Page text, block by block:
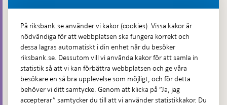
Hitta direkt
Frågor och svar-
Öppnas
i
ny
Till Riksbankens webbarkiv-
Öppnas
Presskontakt
På riksbank.se använder vi kakor (cookies). Vissa kakor är
nödvändiga för att webbplatsen ska fungera korrekt och
dessa lagras automatiskt i din enhet när du besöker
riksbank.se. Dessutom vill vi använda kakor för att samla in
statistik så att vi kan förbättra webbplatsen och ge våra
besökare en så bra upplevelse som möjligt, och för detta
behöver vi ditt samtycke. Genom att klicka på ”Ja, jag
accepterar” samtycker du till att vi använder statistikkakor. Du